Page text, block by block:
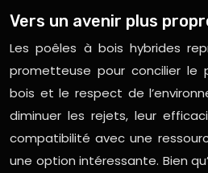
Vers un avenir plus
Les poêles à bois hybrides
prometteuse pour concilier le
bois et le respect de
diminuer les rejets, leur
compatibilité avec une
une option intéressante. Bien